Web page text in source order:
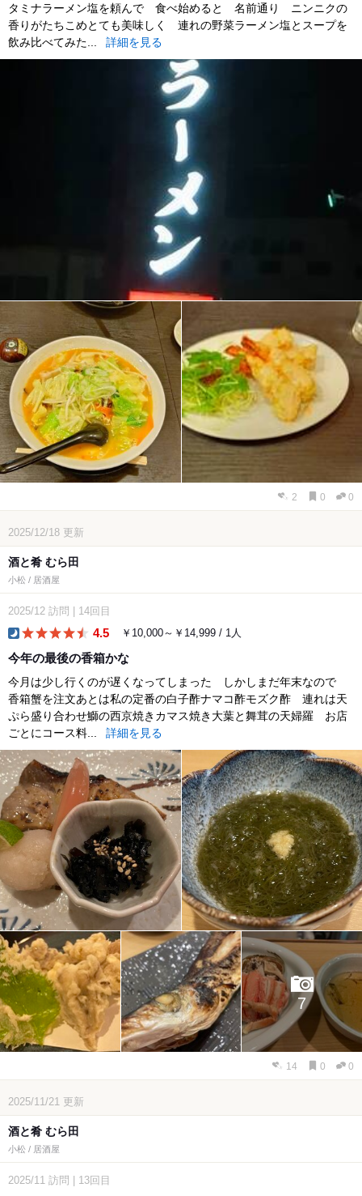
タミナラーメン塩を頼んで 食べ始めると 名前通り ニンニクの
香りがたちこめとても美味しく 連れの野菜ラーメン塩とスープを
飲み比べてみた...
詳細を見る
2 0 0
2025/12/18 更新
酒と肴 むら田
小松 / 居酒屋
2025/12 訪問 14回目
4.5 ￥10,000～￥14,999 / 1人
今年の最後の香箱かな
今月は少し行くのが遅くなってしまった しかしまだ年末なので
香箱蟹を注文あとは私の定番の白子酢ナマコ酢モズク酢 連れは天
ぷら盛り合わせ鰤の西京焼きカマス焼き大葉と舞茸の天婦羅 お店
ごとにコース料...
詳細を見る
7
14 0 0
2025/11/21 更新
酒と肴 むら田
小松 / 居酒屋
2025/11 訪問 13回目